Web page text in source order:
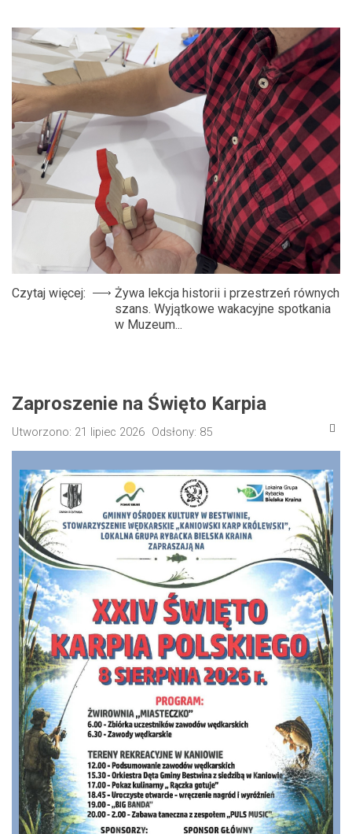
Czytaj więcej:
Żywa lekcja historii i przestrzeń równych
szans. Wyjątkowe wakacyjne spotkania
w Muzeum...
Zaproszenie na Święto Karpia
Utworzono: 21 lipiec 2026 Odsłony: 85